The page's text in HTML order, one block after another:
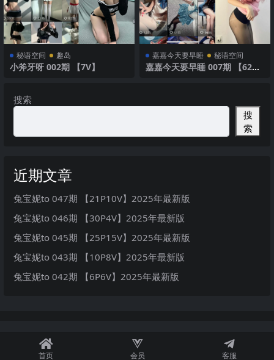
秘语空间 趣岛
小斧牙呀 002期 【7V】
嘉嘉今天要早睡 秘语空间
嘉嘉今天要早睡 007期 【62
搜索
搜
索
近期文章
兔宝妮to 047期 【21P10V】2025年最新版
兔宝妮to 046期 【30P4V】2025年最新版
兔宝妮to 045期 【25P15V】2025年最新版
兔宝妮to 043期 【10P8V】2025年最新版
兔宝妮to 042期 【6P6V】2025年最新版
首页 会员 客服